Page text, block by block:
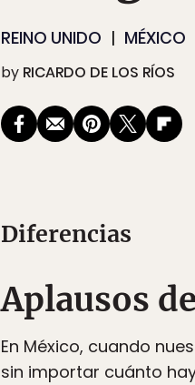
REINO UNIDO MÉXICO
by RICARDO DE LOS RÍOS
Diferencias
Aplausos
En México, cuando
sin importar cuánto